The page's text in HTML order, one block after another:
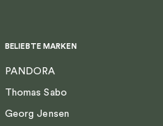
BELIEBTE MARKEN
PANDORA
Thomas Sabo
Georg Jensen